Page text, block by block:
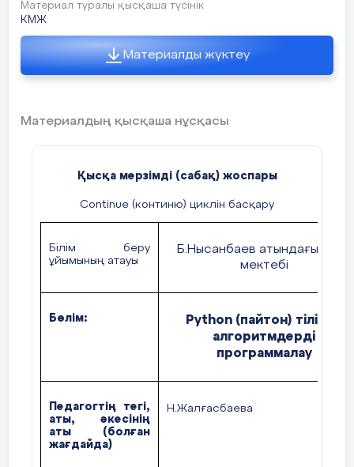
2 мин
Материал туралы қысқаша түсінік
КМЖ
Материалды жүктеу
Материалдың қысқаша нұсқасы
Қысқа мерзімді (сабақ) жоспары
Continue (континю) циклін басқару
Білім беру
ұйымының атауы
Б.Нысанбаев атындағы орта
мектебі
Бөлім:
Python (пайтон) тілінде
алгоритмдерді
программалау
Педагогтің тегі,
аты, әкесінің
аты (болған
жағдайда)
Н.Жалғасбаева